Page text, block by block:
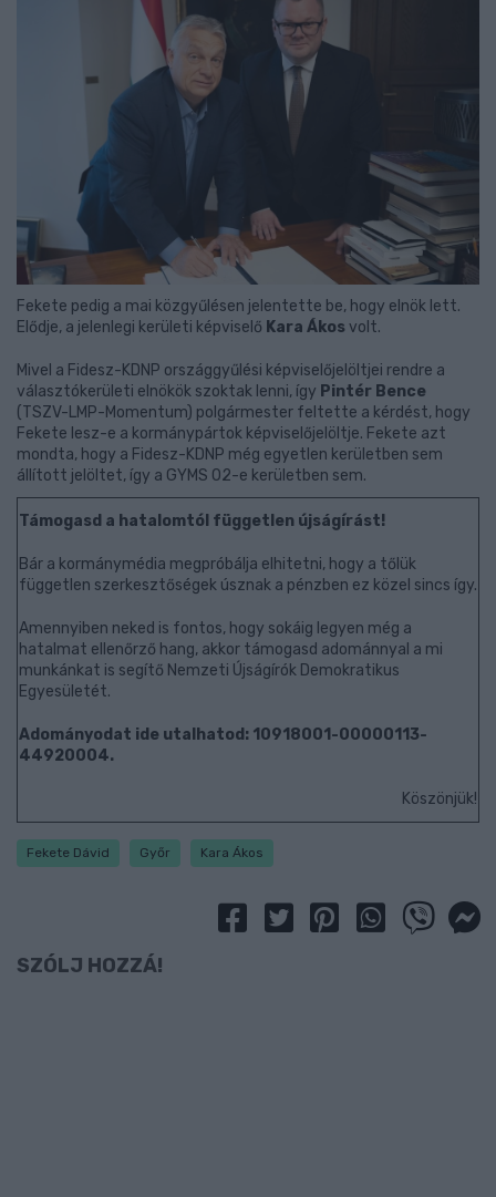
Fekete pedig a mai közgyűlésen jelentette be, hogy elnök lett.
Elődje, a jelenlegi kerületi képviselő Kara Ákosvolt.
Mivel a Fidesz-KDNP országgyűlési képviselőjelöltjei rendre a
választókerületi elnökök szoktak lenni, így Pintér Bence
(TSZV-LMP-Momentum) polgármester feltette a kérdést, hogy
Fekete lesz-e a kormánypártok képviselőjelöltje. Fekete azt
mondta, hogy a Fidesz-KDNP még egyetlen kerületben sem
állított jelöltet, így a GYMS 02-e kerületben sem.
Támogasd a hatalomtól független újságírást!
Bár a kormánymédia megpróbálja elhitetni, hogy a tőlük
független szerkesztőségek úsznak a pénzben ez közel sincs így.
Amennyiben neked is fontos, hogy sokáig legyen még a
hatalmat ellenőrző hang, akkor támogasd adománnyal a mi
munkánkat is segítő Nemzeti Újságírók Demokratikus
Egyesületét.
Adományodat ide utalhatod: 10918001-00000113-
44920004.
Köszönjük!
Fekete Dávid Győr Kara Ákos
SZÓLJ HOZZÁ!